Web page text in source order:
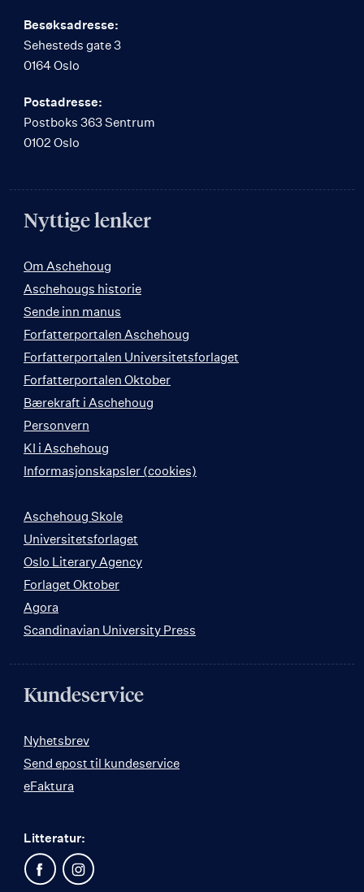
Besøksadresse:
Sehesteds gate 3
0164 Oslo
Postadresse:
Postboks 363 Sentrum
0102 Oslo
Nyttige lenker
Om Aschehoug
Aschehougs historie
Sende inn manus
Forfatterportalen Aschehoug
Forfatterportalen Universitetsforlaget
Forfatterportalen Oktober
Bærekraft i Aschehoug
Personvern
KI i Aschehoug
Informasjonskapsler (cookies)
Aschehoug Skole
Universitetsforlaget
Oslo Literary Agency
Forlaget Oktober
Agora
Scandinavian University Press
Kundeservice
Nyhetsbrev
Send epost til kundeservice
eFaktura
Litteratur: